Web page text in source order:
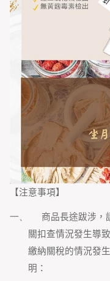
【注意事項】
一、
商品長途跋涉，
關扣查情況發生導
繳納關稅的情況發
明：